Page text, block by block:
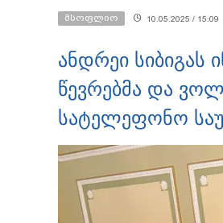
მსოფლიო 10.05.2025 / 15:09
ანდრეი სიბიგას
წევრებმა და
სატელეფონო